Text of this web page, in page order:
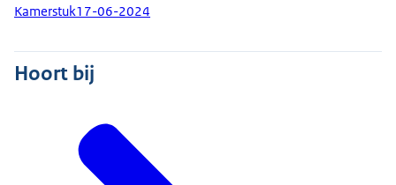
Kamerstuk17-06-2024
Hoort bij